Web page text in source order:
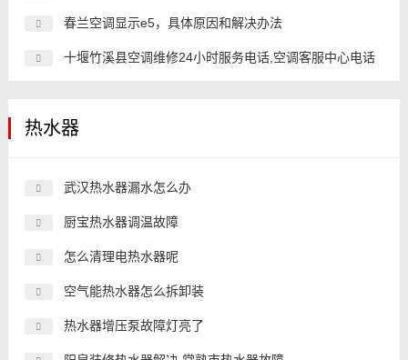
春兰空调显示e5，具体原因和解决办法
十堰竹溪县空调维修24小时服务电话,空调客服中心电话
热水器
武汉热水器漏水怎么办
厨宝热水器调温故障
怎么清理电热水器呢
空气能热水器怎么拆卸装
热水器增压泵故障灯亮了